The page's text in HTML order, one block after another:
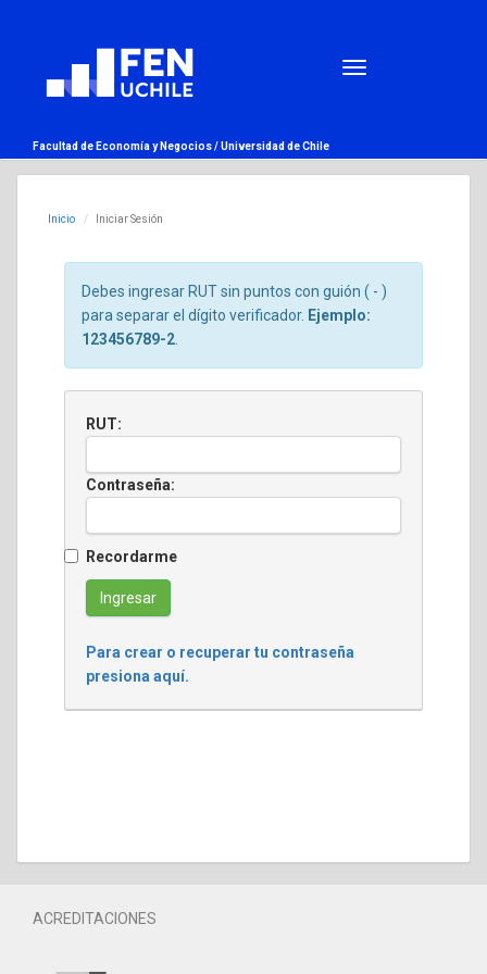
Facultad de Economía y Negocios /Universidad de Chile
Inicio Iniciar Sesión
Debes ingresar RUT sin puntos con guión ( - )
para separar el dígito verificador. Ejemplo:
123456789-2
RUT:
Contraseña:
Recordarme
Para crear o recuperar tu contraseña
presiona aquí.
ACREDITACIONES